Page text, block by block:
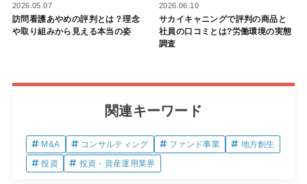
2026.05.07
訪問看護あやめの評判とは？理念
や取り組みから見える本当の姿
2026.06.10
サカイキャニングで評判の商品と
社員の口コミとは?労働環境の実態
調査
関連キーワード
M&A コンサルティング ファンド事業
地方創生
投資
投資・資産運用業界